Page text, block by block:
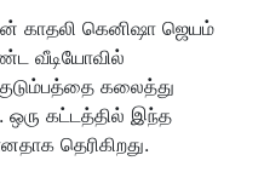
காதலி கெனிஷா ஜெயம்
வீடியோவில்
கலைத்து
ஒரு கட்டத்தில் இந்த
தெரிகிறது.